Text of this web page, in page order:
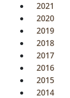
2021
2020
2019
2018
2017
2016
2015
2014